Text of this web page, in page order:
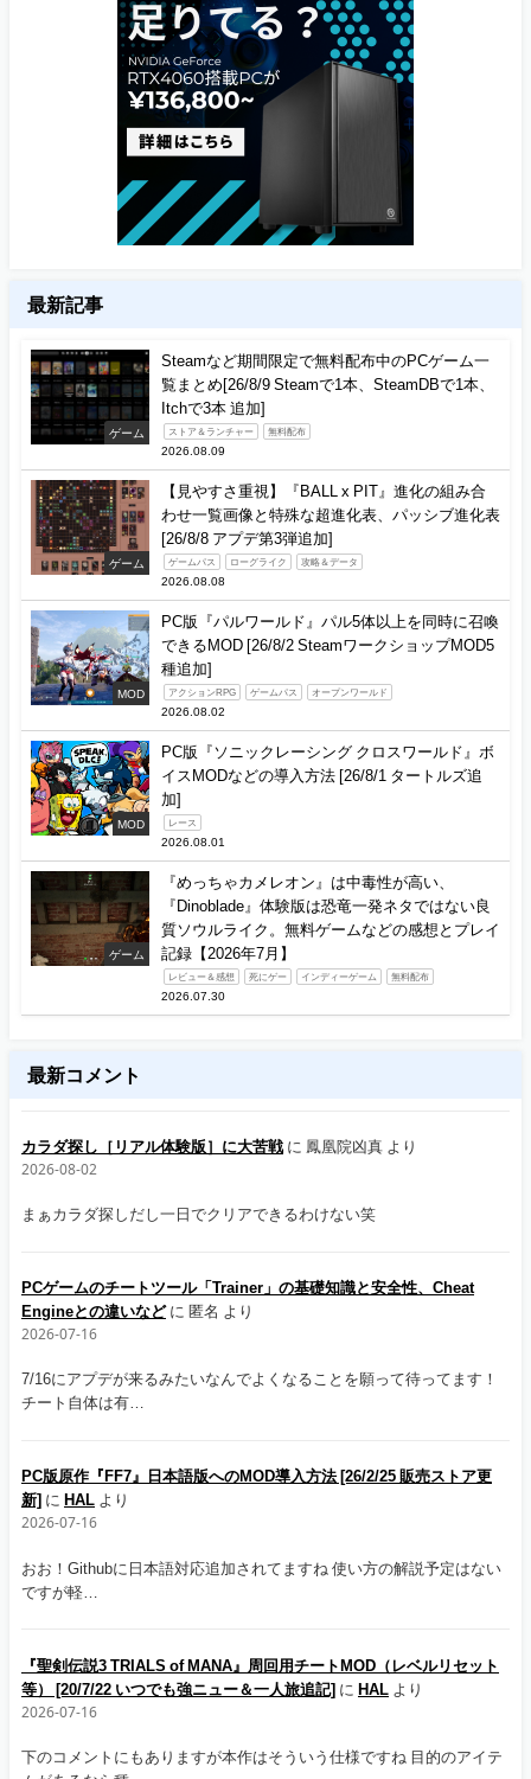
最新記事
ゲーム
Steamなど期間限定で無料配布中のPCゲーム一
覧まとめ[26/8/9 Steamで1本、SteamDBで1本、
Itchで3本 追加]
ストア＆ランチャー 無料配布
2026.08.09
ゲーム
【見やすさ重視】『BALL x PIT』進化の組み合
わせ一覧画像と特殊な超進化表、パッシブ進化表
[26/8/8 アプデ第3弾追加]
ゲームパス ローグライク 攻略＆データ
2026.08.08
MOD
PC版『パルワールド』パル5体以上を同時に召喚
できるMOD [26/8/2 SteamワークショップMOD5
種追加]
アクションRPG ゲームパス オープンワールド
2026.08.02
MOD
PC版『ソニックレーシング クロスワールド』ボ
イスMODなどの導入方法 [26/8/1 タートルズ追
加]
レース
2026.08.01
ゲーム
『めっちゃカメレオン』は中毒性が高い、
『Dinoblade』体験版は恐竜一発ネタではない良
質ソウルライク。無料ゲームなどの感想とプレイ
記録【2026年7月】
レビュー＆感想 死にゲー インディーゲーム 無料配布
2026.07.30
最新コメント
カラダ探し［リアル体験版］に大苦戦 に 鳳凰院凶真 より
2026-08-02
まぁカラダ探しだし一日でクリアできるわけない笑
PCゲームのチートツール「Trainer」の基礎知識と安全性、Cheat
Engineとの違いなどに 匿名 より
2026-07-16
7/16にアプデが来るみたいなんでよくなることを願って待ってます！
チート自体は有…
PC版原作『FF7』日本語版へのMOD導入方法 [26/2/25 販売ストア更
新] に HAL より
2026-07-16
おお！Githubに日本語対応追加されてますね 使い方の解説予定はない
ですが軽…
『聖剣伝説3 TRIALS of MANA』周回用チートMOD（レベルリセット
等） [20/7/22 いつでも強ニュー＆一人旅追記] に HAL より
2026-07-16
下のコメントにもありますが本作はそういう仕様ですね 目的のアイテ